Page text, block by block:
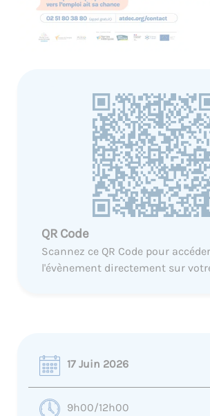
QR Code
Scannez ce QR Code pour
l'évènement directement sur
17 Juin 2026
9h00/12h00